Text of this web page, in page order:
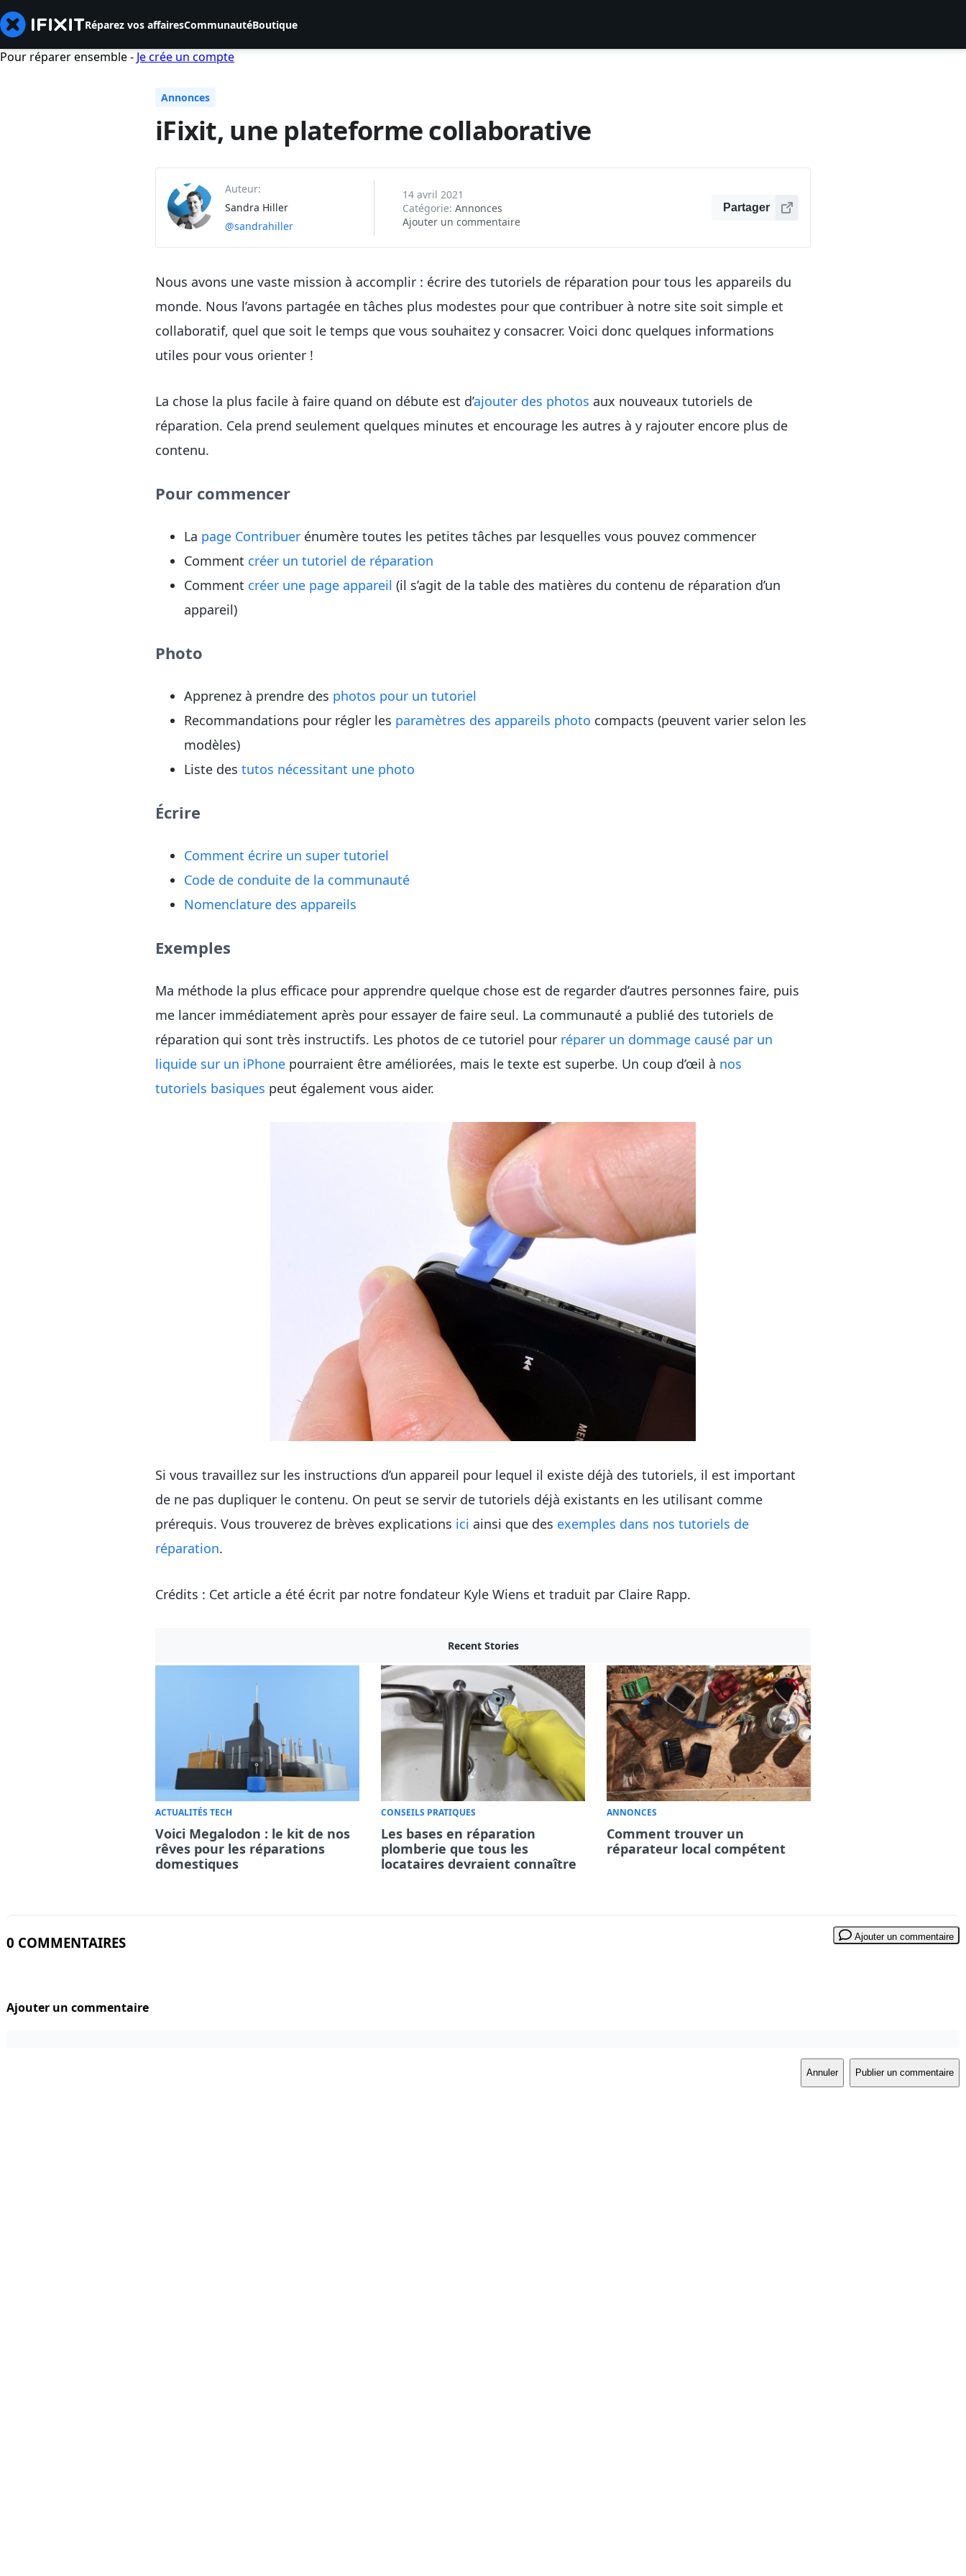
Réparez vos affairesCommunautéBoutique
Pour réparer ensemble - Je crée un compte
Annonces
iFixit, une plateforme collaborative
Auteur:
Sandra Hiller
@sandrahiller
14 avril 2021
Catégorie: Annonces
Ajouter un commentaire
Partager
Nous avons une vaste mission à accomplir : écrire des tutoriels de réparation pour tous les appareils du
monde. Nous l’avons partagée en tâches plus modestes pour que contribuer à notre site soit simple et
collaboratif, quel que soit le temps que vous souhaitez y consacrer. Voici donc quelques informations
utiles pour vous orienter !
La chose la plus facile à faire quand on débute est d’ajouter des photos aux nouveaux tutoriels de
réparation. Cela prend seulement quelques minutes et encourage les autres à y rajouter encore plus de
contenu.
Pour commencer
La page Contribuer énumère toutes les petites tâches par lesquelles vous pouvez commencer
Comment créer un tutoriel de réparation
Comment créer une page appareil (il s’agit de la table des matières du contenu de réparation d’un
appareil)
Photo
Apprenez à prendre des photos pour un tutoriel
Recommandations pour régler les paramètres des appareils photo compacts (peuvent varier selon les
modèles)
Liste des tutos nécessitant une photo
Écrire
Comment écrire un super tutoriel
Code de conduite de la communauté
Nomenclature des appareils
Exemples
Ma méthode la plus efficace pour apprendre quelque chose est de regarder d’autres personnes faire, puis
me lancer immédiatement après pour essayer de faire seul. La communauté a publié des tutoriels de
réparation qui sont très instructifs. Les photos de ce tutoriel pour réparer un dommage causé par un
liquide sur un iPhone pourraient être améliorées, mais le texte est superbe. Un coup d’œil à nos
tutoriels basiques peut également vous aider.
Si vous travaillez sur les instructions d’un appareil pour lequel il existe déjà des tutoriels, il est important
de ne pas dupliquer le contenu. On peut se servir de tutoriels déjà existants en les utilisant comme
prérequis. Vous trouverez de brèves explications ici ainsi que des exemples dans nos tutoriels de
réparation.
Crédits : Cet article a été écrit par notre fondateur Kyle Wiens et traduit par Claire Rapp.
Recent Stories
ACTUALITÉS TECH
Voici Megalodon : le kit de nos
rêves pour les réparations
domestiques
CONSEILS PRATIQUES
Les bases en réparation
plomberie que tous les
locataires devraient connaître
ANNONCES
Comment trouver un
réparateur local compétent
0 COMMENTAIRES Ajouter un commentaire
Ajouter un commentaire
Annuler Publier un commentaire